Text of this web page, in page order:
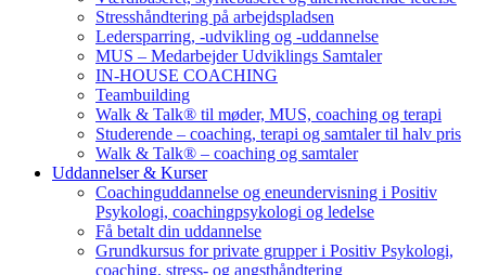
Stresshåndtering på arbejdspladsen
Ledersparring, -udvikling og -uddannelse
MUS – Medarbejder Udviklings Samtaler
IN-HOUSE COACHING
Teambuilding
Walk & Talk® til møder, MUS, coaching og terapi
Studerende – coaching, terapi og samtaler til halv pris
Walk & Talk® – coaching og samtaler
Uddannelser & Kurser
Coachinguddannelse og eneundervisning i Positiv
Psykologi, coachingpsykologi og ledelse
Få betalt din uddannelse
Grundkursus for private grupper i Positiv Psykologi,
coaching, stress- og angsthåndtering